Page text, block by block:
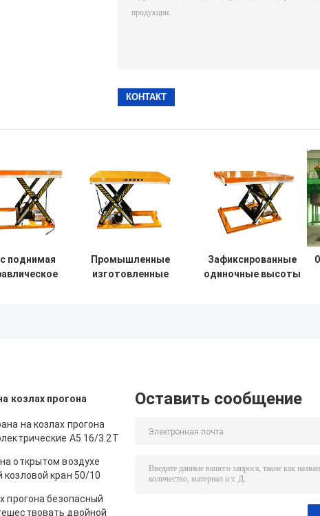
поднимая
Промышленные
изготовленные
Зафиксированные
одиночные высоты
козлах прогона
на козлах прогона
A5 16/3.2T
открытом воздухе
козловой кран 50/10
прогона безопасный
двойной
Оставить сообщение